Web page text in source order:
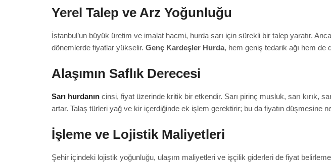
Yerel Talep ve Arz Yoğunluğu
İstanbul’un büyük üretim ve imalat hacmi, hurda sarı için sürekli bir talep yaratır.
dönemlerde fiyatlar yükselir. Genç Kardeşler Hurda, hem geniş tedarik ağı hem de
Alaşımın Saflık Derecesi
Sarı hurdanın cinsi, fiyat üzerinde kritik bir etkendir. Sarı pirinç musluk, sarı kırık,
artar. Talaş türleri yağ ve kir içerdiğinde ek işlem gerektirir; bu da fiyatın düşmesine
İşleme ve Lojistik Maliyetleri
Şehir içindeki lojistik yoğunluğu, ulaşım maliyetleri ve işçilik giderleri de fiyat